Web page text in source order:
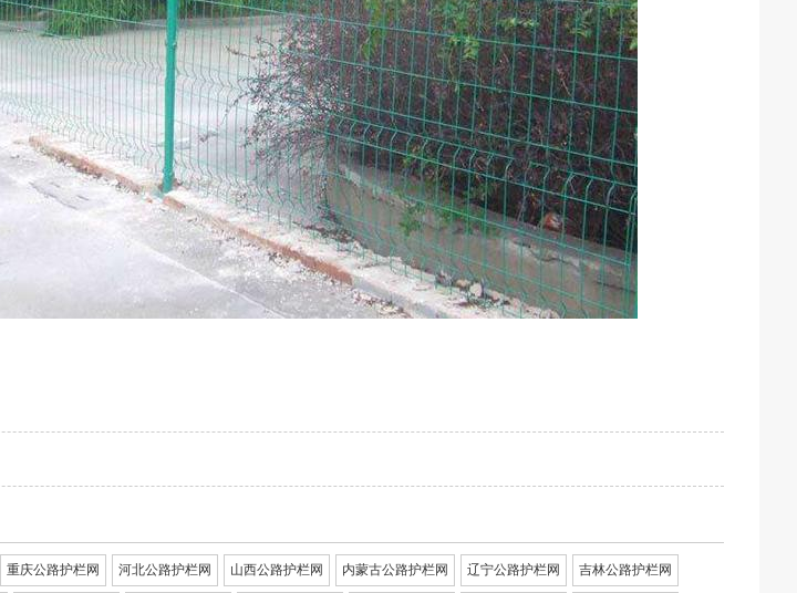
重庆公路护栏网 河北公路护栏网 山西公路护栏网 内蒙古公路护栏网 辽宁公路护栏网 吉林公路护栏网